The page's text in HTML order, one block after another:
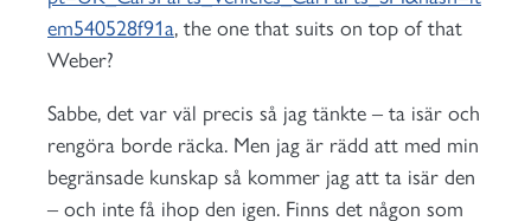
em540528f91a, the one that suits on top of that
Weber?
Sabbe, det var väl precis så jag tänkte – ta isär och
rengöra borde räcka. Men jag är rädd att med min
begränsade kunskap så kommer jag att ta isär den
– och inte få ihop den igen. Finns det någon som